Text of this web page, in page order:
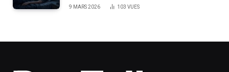
9 MARS 2026 103 VUES